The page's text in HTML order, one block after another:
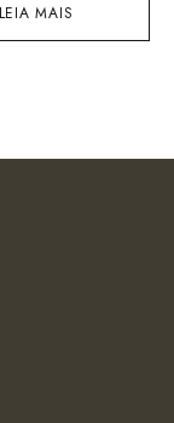
LEIA MAIS